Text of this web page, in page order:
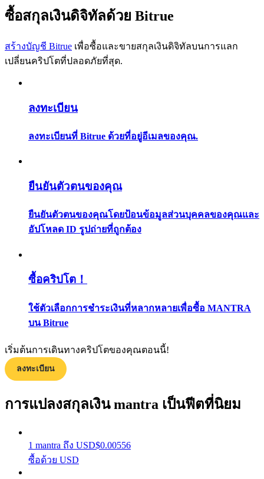
คู่มือเริ่มต้นฟิวเจอร์ส
กลยุทธ์การซื้อขาย
ได้รับ
ซื้อสกุลเงินดิจิทัลด้วย Bitrue
สร้างบัญชี Bitrue เพื่อซื้อและขายสกุลเงินดิจิทัลบนการแลก
เปลี่ยนคริปโตที่ปลอดภัยที่สุด.
ลงทะเบียน
ลงทะเบียนที่ Bitrue ด้วยที่อยู่อีเมลของคุณ.
ยืนยันตัวตนของคุณ
ยืนยันตัวตนของคุณโดยป้อนข้อมูลส่วนบุคคลของคุณและ
อัปโหลด ID รูปถ่ายที่ถูกต้อง
ซื้อคริปโต！
ใช้ตัวเลือกการชำระเงินที่หลากหลายเพื่อซื้อ MANTRA
บน Bitrue
เริ่มต้นการเดินทางคริปโตของคุณตอนนี้!
ลงทะเบียน
การแปลงสกุลเงิน mantra เป็นฟีตที่นิยม
1 mantra ถึง USD$0.00556
ซื้อด้วย USD